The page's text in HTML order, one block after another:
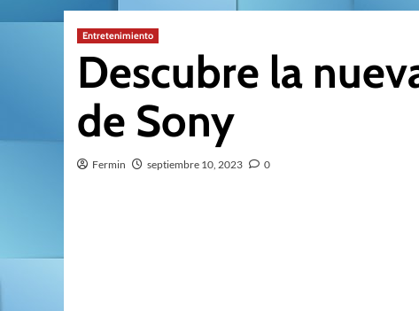
Entretenimiento
Descubre la
de Sony
Fermin septiembre 10, 2023 0